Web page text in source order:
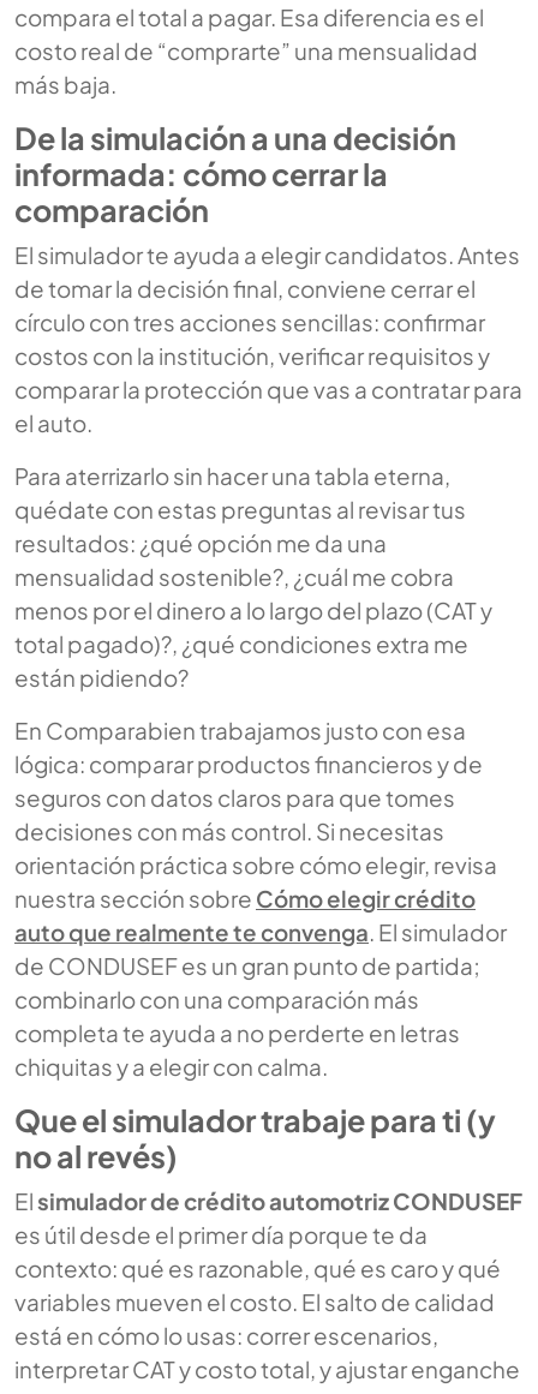
compara el total a pagar. Esa diferencia es el
costo real de “comprarte” una mensualidad
más baja.
De la simulación a una decisión
informada: cómo cerrar la
comparación
El simulador te ayuda a elegir candidatos. Antes
de tomar la decisión final, conviene cerrar el
círculo con tres acciones sencillas: confirmar
costos con la institución, verificar requisitos y
comparar la protección que vas a contratar para
el auto.
Para aterrizarlo sin hacer una tabla eterna,
quédate con estas preguntas al revisar tus
resultados: ¿qué opción me da una
mensualidad sostenible?, ¿cuál me cobra
menos por el dinero a lo largo del plazo (CAT y
total pagado)?, ¿qué condiciones extra me
están pidiendo?
En Comparabien trabajamos justo con esa
lógica: comparar productos financieros y de
seguros con datos claros para que tomes
decisiones con más control. Si necesitas
orientación práctica sobre cómo elegir, revisa
nuestra sección sobre Cómo elegir crédito
auto que realmente te convenga. El simulador
de CONDUSEF es un gran punto de partida;
combinarlo con una comparación más
completa te ayuda a no perderte en letras
chiquitas y a elegir con calma.
Que el simulador trabaje para ti (y
no al revés)
Elsimulador de crédito automotriz CONDUSEF
es útil desde el primer día porque te da
contexto: qué es razonable, qué es caro y qué
variables mueven el costo. El salto de calidad
está en cómo lo usas: correr escenarios,
interpretar CAT y costo total, y ajustar enganche